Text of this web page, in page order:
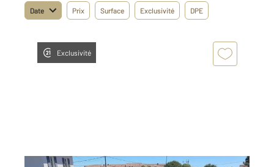
Date Prix Surface Exclusivité DPE
Exclusivité